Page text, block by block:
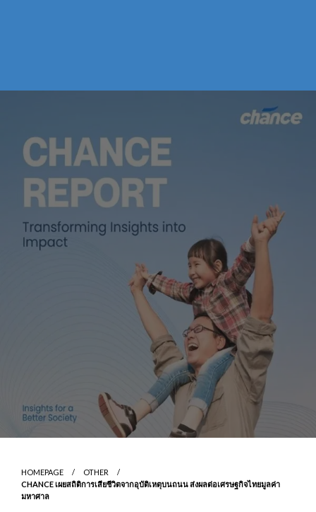
HOMEPAGE
OTHER
CHANCE เผยสถิติการเสียชีวิตจากอุบัติเหตุบนถนน ส่งผลต่อเศรษฐกิจไทยมูลค่า
มหาศาล